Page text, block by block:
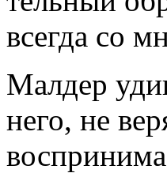
всегда со
Малдер
него, не